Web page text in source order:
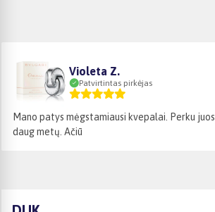
Violeta Z.
Patvirtintas pirkėjas
Mano patys mėgstamiausi kvepalai. Perku juos
daug metų. Ačiū